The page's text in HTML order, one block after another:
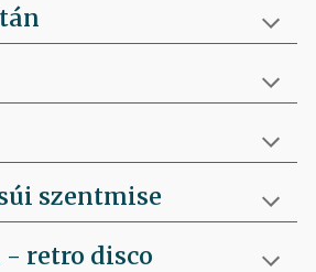
szentmise
- retro disco